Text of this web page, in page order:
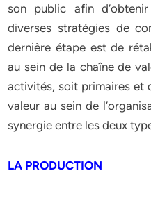
son public afin
diverses stratégies de
dernière étape est de
au sein de la chaîne de
activités, soit primaires et
valeur au sein de
synergie entre les deux
LA PRODUCTION